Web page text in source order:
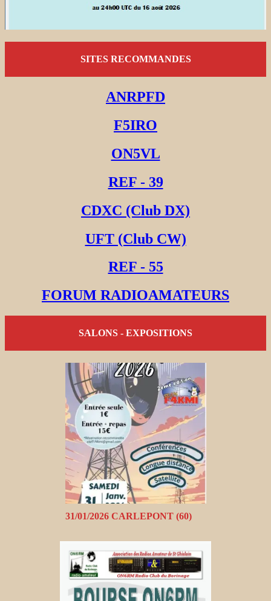
SITES RECOMMANDES
ANRPFD
F5IRO
ON5VL
REF - 39
CDXC (Club DX)
UFT (Club CW)
REF - 55
FORUM RADIOAMATEURS
SALONS - EXPOSITIONS
31/01/2026 CARLEPONT (60)